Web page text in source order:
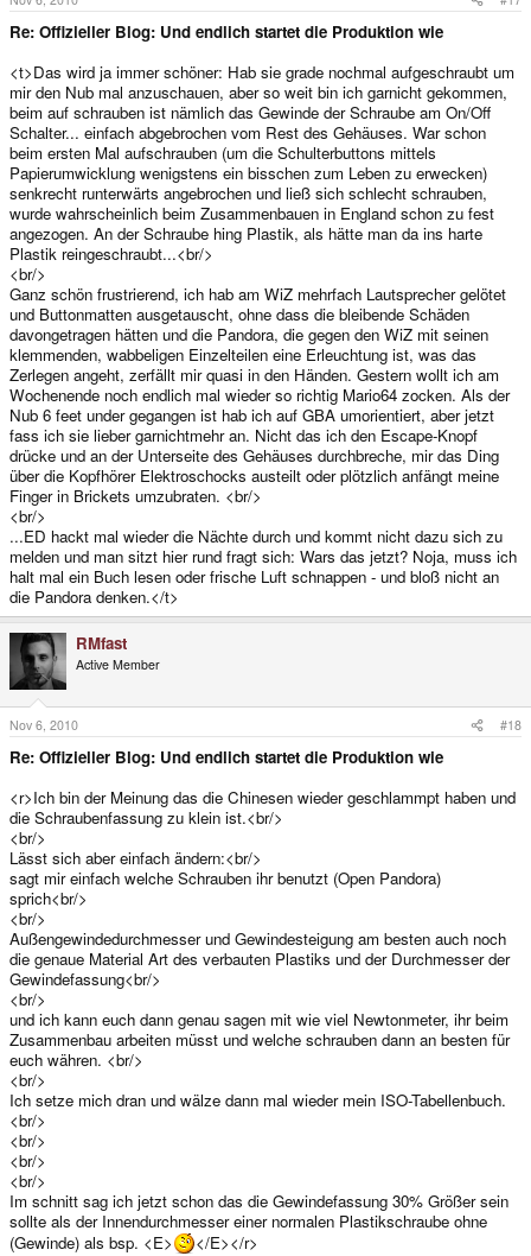
Re: Offizieller Blog: Und endlich startet die Produktion wie
<t>Das wird ja immer schöner: Hab sie grade nochmal aufgeschraubt um
mir den Nub mal anzuschauen, aber so weit bin ich garnicht gekommen,
beim auf schrauben ist nämlich das Gewinde der Schraube am On/Off
Schalter... einfach abgebrochen vom Rest des Gehäuses. War schon
beim ersten Mal aufschrauben (um die Schulterbuttons mittels
Papierumwicklung wenigstens ein bisschen zum Leben zu erwecken)
senkrecht runterwärts angebrochen und ließ sich schlecht schrauben,
wurde wahrscheinlich beim Zusammenbauen in England schon zu fest
angezogen. An der Schraube hing Plastik, als hätte man da ins harte
Plastik reingeschraubt...<br/>
<br/>
Ganz schön frustrierend, ich hab am WiZ mehrfach Lautsprecher gelötet
und Buttonmatten ausgetauscht, ohne dass die bleibende Schäden
davongetragen hätten und die Pandora, die gegen den WiZ mit seinen
klemmenden, wabbeligen Einzelteilen eine Erleuchtung ist, was das
Zerlegen angeht, zerfällt mir quasi in den Händen. Gestern wollt ich am
Wochenende noch endlich mal wieder so richtig Mario64 zocken. Als der
Nub 6 feet under gegangen ist hab ich auf GBA umorientiert, aber jetzt
fass ich sie lieber garnichtmehr an. Nicht das ich den Escape-Knopf
drücke und an der Unterseite des Gehäuses durchbreche, mir das Ding
über die Kopfhörer Elektroschocks austeilt oder plötzlich anfängt meine
Finger in Brickets umzubraten. <br/>
<br/>
...ED hackt mal wieder die Nächte durch und kommt nicht dazu sich zu
melden und man sitzt hier rund fragt sich: Wars das jetzt? Noja, muss ich
halt mal ein Buch lesen oder frische Luft schnappen - und bloß nicht an
die Pandora denken.</t>
RMfast
Active Member
Nov 6, 2010 #18
Re: Offizieller Blog: Und endlich startet die Produktion wie
<r>Ich bin der Meinung das die Chinesen wieder geschlammpt haben und
die Schraubenfassung zu klein ist.<br/>
<br/>
Lässt sich aber einfach ändern:<br/>
sagt mir einfach welche Schrauben ihr benutzt (Open Pandora)
sprich<br/>
<br/>
Außengewindedurchmesser und Gewindesteigung am besten auch noch
die genaue Material Art des verbauten Plastiks und der Durchmesser der
Gewindefassung<br/>
<br/>
und ich kann euch dann genau sagen mit wie viel Newtonmeter, ihr beim
Zusammenbau arbeiten müsst und welche schrauben dann an besten für
euch währen. <br/>
<br/>
Ich setze mich dran und wälze dann mal wieder mein ISO-Tabellenbuch.
<br/>
<br/>
<br/>
<br/>
Im schnitt sag ich jetzt schon das die Gewindefassung 30% Größer sein
sollte als der Innendurchmesser einer normalen Plastikschraube ohne
(Gewinde) als bsp. <E>
</E></r>